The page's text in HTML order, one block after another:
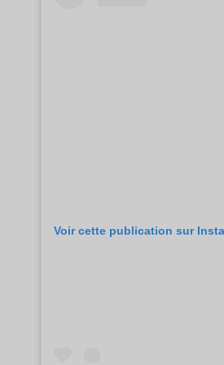
Voir cette publication sur